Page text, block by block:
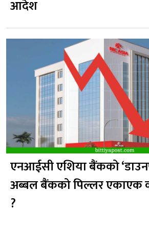
आदेश
एनआईसी एशिया बैंकको
अब्बल बैंकको पिल्लर एकाएक
?